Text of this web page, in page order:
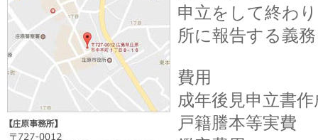
申立をして終わ
所に報告する義
費用
成年後見申立書
戸籍謄本等